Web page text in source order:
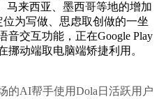
马来西亚、墨西哥等地的增加
为写做、思虑取创做的一坐
音交互功能，正在Google Play
挪动端取电脑端矫捷利用。
AI帮手使用Dola日活跃用户